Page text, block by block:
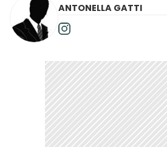
ANTONELLA GATTI